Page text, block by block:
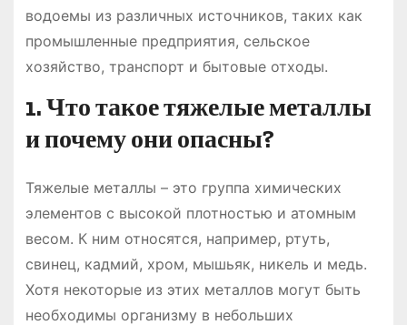
водоемы из различных источников, таких как
промышленные предприятия, сельское
хозяйство, транспорт и бытовые отходы.
1. Что такое тяжелые металлы
и почему они опасны?
Тяжелые металлы – это группа химических
элементов с высокой плотностью и атомным
весом. К ним относятся, например, ртуть,
свинец, кадмий, хром, мышьяк, никель и медь.
Хотя некоторые из этих металлов могут быть
необходимы организму в небольших